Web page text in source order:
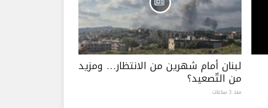
لبنان أمام شهرين من الانتظار… ومزيد
من التّصعيد؟
منذ 3 ساعات